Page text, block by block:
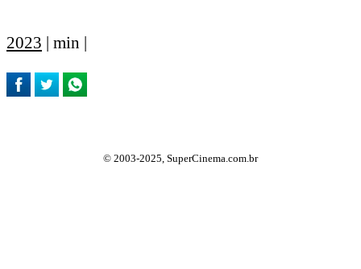
2023 | min |
© 2003-2025, SuperCinema.com.br